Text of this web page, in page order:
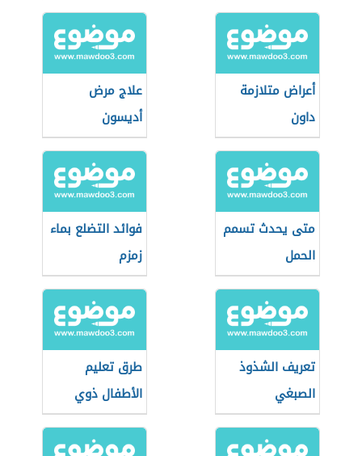
أعراض متلازمة
داون
علاج مرض
أديسون
متى يحدث تسمم
الحمل
فوائد التضلع بماء
زمزم
تعريف الشذوذ
الصبغي
طرق تعليم
الأطفال ذوي
الاحتياجات الخاصة